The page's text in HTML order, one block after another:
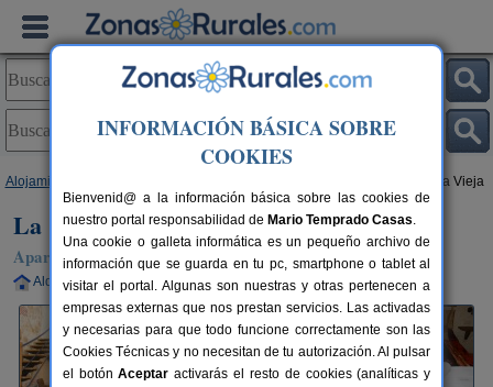
Alojamientos > La Casa Vieja
La Casa Vieja
Apartamentos Rurales en Tabanera del Monte (Segovia)
Alquiler completo 4+2 plazas 5 km de Segovia
INFORMACIÓN BÁSICA SOBRE
COOKIES
Bienvenid@ a la información básica sobre las cookies de
nuestro portal responsabilidad de Mario Temprado Casas.
Una cookie o galleta informática es un pequeño archivo de
información que se guarda en tu pc, smartphone o tablet al
visitar el portal. Algunas son nuestras y otras pertenecen a
empresas externas que nos prestan servicios. Las activadas
y necesarias para que todo funcione correctamente son las
Cookies Técnicas y no necesitan de tu autorización. Al pulsar
el botónAceptar activarás el resto de cookies (analíticas y